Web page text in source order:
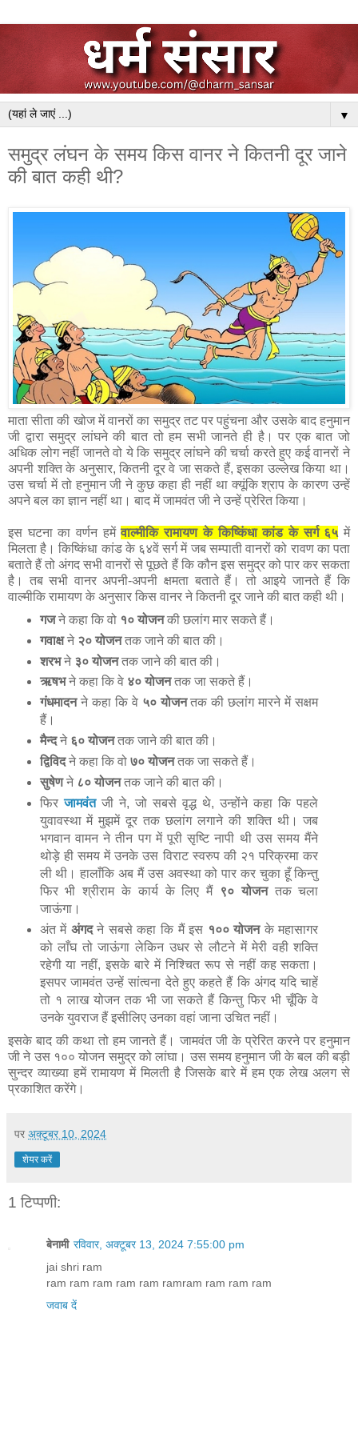
▼
समुद्र लंघन के समय किस वानर ने कितनी दूर जाने
की बात कही थी?
माता सीता की खोज में वानरों का समुद्र तट पर पहुंचना और उसके बाद हनुमान
जी द्वारा समुद्र लांघने की बात तो हम सभी जानते ही है। पर एक बात जो
अधिक लोग नहीं जानते वो ये कि समुद्र लांघने की चर्चा करते हुए कई वानरों ने
अपनी शक्ति के अनुसार, कितनी दूर वे जा सकते हैं, इसका उल्लेख किया था।
उस चर्चा में तो हनुमान जी ने कुछ कहा ही नहीं था क्यूंकि श्राप के कारण उन्हें
अपने बल का ज्ञान नहीं था। बाद में जामवंत जी ने उन्हें प्रेरित किया।
इस घटना का वर्णन हमेंवाल्मीकि रामायण के किष्किंधा कांड के सर्ग ६५ में
मिलता है। किष्किंधा कांड के ६४वें सर्ग में जब सम्पाती वानरों को रावण का पता
बताते हैं तो अंगद सभी वानरों से पूछते हैं कि कौन इस समुद्र को पार कर सकता
है। तब सभी वानर अपनी-अपनी क्षमता बताते हैं। तो आइये जानते हैं कि
वाल्मीकि रामायण के अनुसार किस वानर ने कितनी दूर जाने की बात कही थी।
गजने कहा कि वो १० योजनकी छलांग मार सकते हैं।
गवाक्षने २० योजनतक जाने की बात की।
शरभने ३० योजनतक जाने की बात की।
ऋषभने कहा कि वे ४० योजनतक जा सकते हैं।
गंधमादनने कहा कि वे ५० योजनतक की छलांग मारने में सक्षम
हैं।
मैन्दने ६० योजनतक जाने की बात की।
द्विविदने कहा कि वो ७० योजनतक जा सकते हैं।
सुषेणने ८० योजनतक जाने की बात की।
फिरजामवंतजी ने, जो सबसे वृद्ध थे, उन्होंने कहा कि पहले
युवावस्था में मुझमें दूर तक छलांग लगाने की शक्ति थी। जब
भगवान वामन ने तीन पग में पूरी सृष्टि नापी थी उस समय मैंने
थोड़े ही समय में उनके उस विराट स्वरुप की २१ परिक्रमा कर
ली थी। हालाँकि अब मैं उस अवस्था को पार कर चुका हूँ किन्तु
फिर भी श्रीराम के कार्य के लिए मैं ९० योजनतक चला
जाऊंगा।
अंत में अंगदने सबसे कहा कि मैं इस १०० योजनके महासागर
को लाँघ तो जाऊंगा लेकिन उधर से लौटने में मेरी वही शक्ति
रहेगी या नहीं, इसके बारे में निश्चित रूप से नहीं कह सकता।
इसपर जामवंत उन्हें सांत्वना देते हुए कहते हैं कि अंगद यदि चाहें
तो १ लाख योजन तक भी जा सकते हैं किन्तु फिर भी चूँकि वे
उनके युवराज हैं इसीलिए उनका वहां जाना उचित नहीं।
इसके बाद की कथा तो हम जानते हैं। जामवंत जी के प्रेरित करने पर हनुमान
जी ने उस १०० योजन समुद्र को लांघा। उस समय हनुमान जी के बल की बड़ी
सुन्दर व्याख्या हमें रामायण में मिलती है जिसके बारे में हम एक लेख अलग से
प्रकाशित करेंगे।
पर अक्टूबर 10, 2024
शेयर करें
1 टिप्पणी:
बेनामी रविवार, अक्टूबर 13, 2024 7:55:00 pm
jai shri ram
ram ram ram ram ram ramram ram ram ram
जवाब दें